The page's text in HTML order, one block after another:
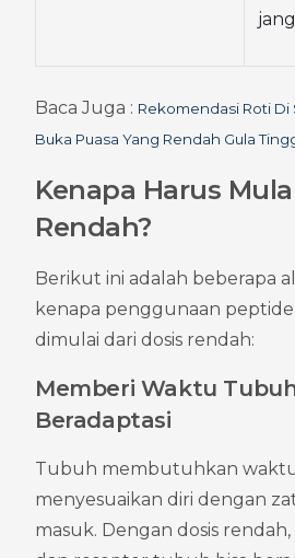
Baca Juga : Rekomendasi Roti
Buka Puasa Yang Rendah Gula
Kenapa Harus
Rendah?
Berikut ini adalah beberapa
kenapa penggunaan peptide
dimulai dari dosis rendah:
Memberi Waktu
Beradaptasi
Tubuh membutuhkan
menyesuaikan diri dengan
masuk. Dengan dosis